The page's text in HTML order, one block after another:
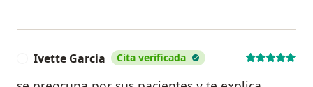
2019Ivette Garcia Cita verificada